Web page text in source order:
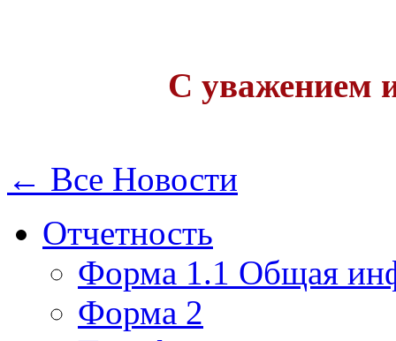
С уважением
← Все Новости
Отчетность
Форма 1.1 Общая
Форма 2